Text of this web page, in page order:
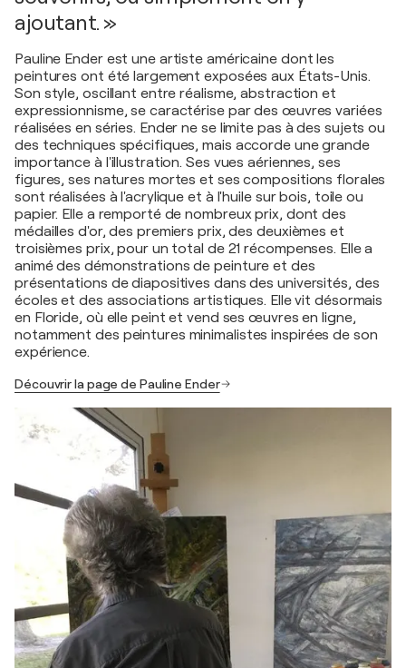
ajoutant. »
Pauline Ender est une artiste américaine dont les
peintures ont été largement exposées aux États-Unis.
Son style, oscillant entre réalisme, abstraction et
expressionnisme, se caractérise par des œuvres variées
réalisées en séries. Ender ne se limite pas à des sujets ou
des techniques spécifiques, mais accorde une grande
importance à l'illustration. Ses vues aériennes, ses
figures, ses natures mortes et ses compositions florales
sont réalisées à l'acrylique et à l'huile sur bois, toile ou
papier. Elle a remporté de nombreux prix, dont des
médailles d'or, des premiers prix, des deuxièmes et
troisièmes prix, pour un total de 21 récompenses. Elle a
animé des démonstrations de peinture et des
présentations de diapositives dans des universités, des
écoles et des associations artistiques. Elle vit désormais
en Floride, où elle peint et vend ses œuvres en ligne,
notamment des peintures minimalistes inspirées de son
expérience.
Découvrir la page de Pauline Ender